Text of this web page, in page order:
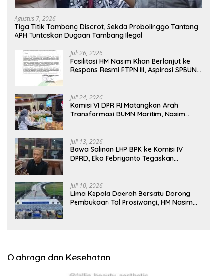
Agustus 7, 2026
Tiga Titik Tambang Disorot, Sekda Probolinggo Tantang
APH Tuntaskan Dugaan Tambang Ilegal
Juli 26, 2026
Fasilitasi HM Nasim Khan Berlanjut ke
Respons Resmi PTPN III, Aspirasi SPBUN
Juli 24, 2026
Komisi VI DPR RI Matangkan Arah
Transformasi BUMN Maritim, Nasim
Juli 13, 2026
Bawa Salinan LHP BPK ke Komisi IV
DPRD, Eko Febriyanto Tegaskan
Juli 10, 2026
Lima Kepala Daerah Bersatu Dorong
Pembukaan Tol Prosiwangi, HM Nasim
Olahraga dan Kesehatan